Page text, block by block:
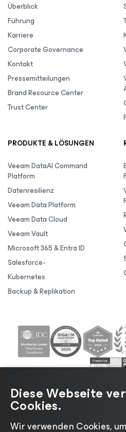
Überblick
Führung
Karriere
Corporate Governance
Kontakt
Pressemitteilungen
Brand Resource Center
Trust Center
PRODUKTE & LÖSUNGEN
Veeam DataAI Command
Platform
Datenresilienz
Veeam Data Platform
Veeam Data Cloud
Veeam Vault
Microsoft 365 & Entra ID
Salesforce-
Kubernetes
Backup & Replikation
Diese Webseite
Cookies.
Wir verwenden Cookies,